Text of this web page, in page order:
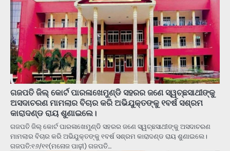
ଗଜପତି ଜିଲ୍ କୋର୍ଟ ପାରଳାଖେମୁଣ୍ଡି ସହରର ଜଣେ ସ୍ୱଚ୍ଛସାଥୀଙ୍କୁ
ଅସଦାଚରଣ ମାମଲାର ବିଚାର କରି ଅଭିଯୁକ୍ତଙ୍କୁ ୧ବର୍ଷ ସଶ୍ରମ
କାରାଦଣ୍ଡ ରାୟ ଶୁଣାଇଲେ।
ଗଜପତି ଜିଲ୍ କୋର୍ଟ ପାରଳାଖେମୁଣ୍ଡି ସହରର ଜଣେ ସ୍ୱଚ୍ଛସାଥୀଙ୍କୁ ଅସଦାଚରଣ
ମାମଲାର ବିଚାର କରି ଅଭିଯୁକ୍ତଙ୍କୁ ୧ବର୍ଷ ସଶ୍ରମ କାରାଦଣ୍ଡ ରାୟ ଶୁଣାଇଲେ।
ଗଜପତି:୧୬/୧୧(ମନୋଜ ପାଢ଼ୀ) ଗଜପତି…